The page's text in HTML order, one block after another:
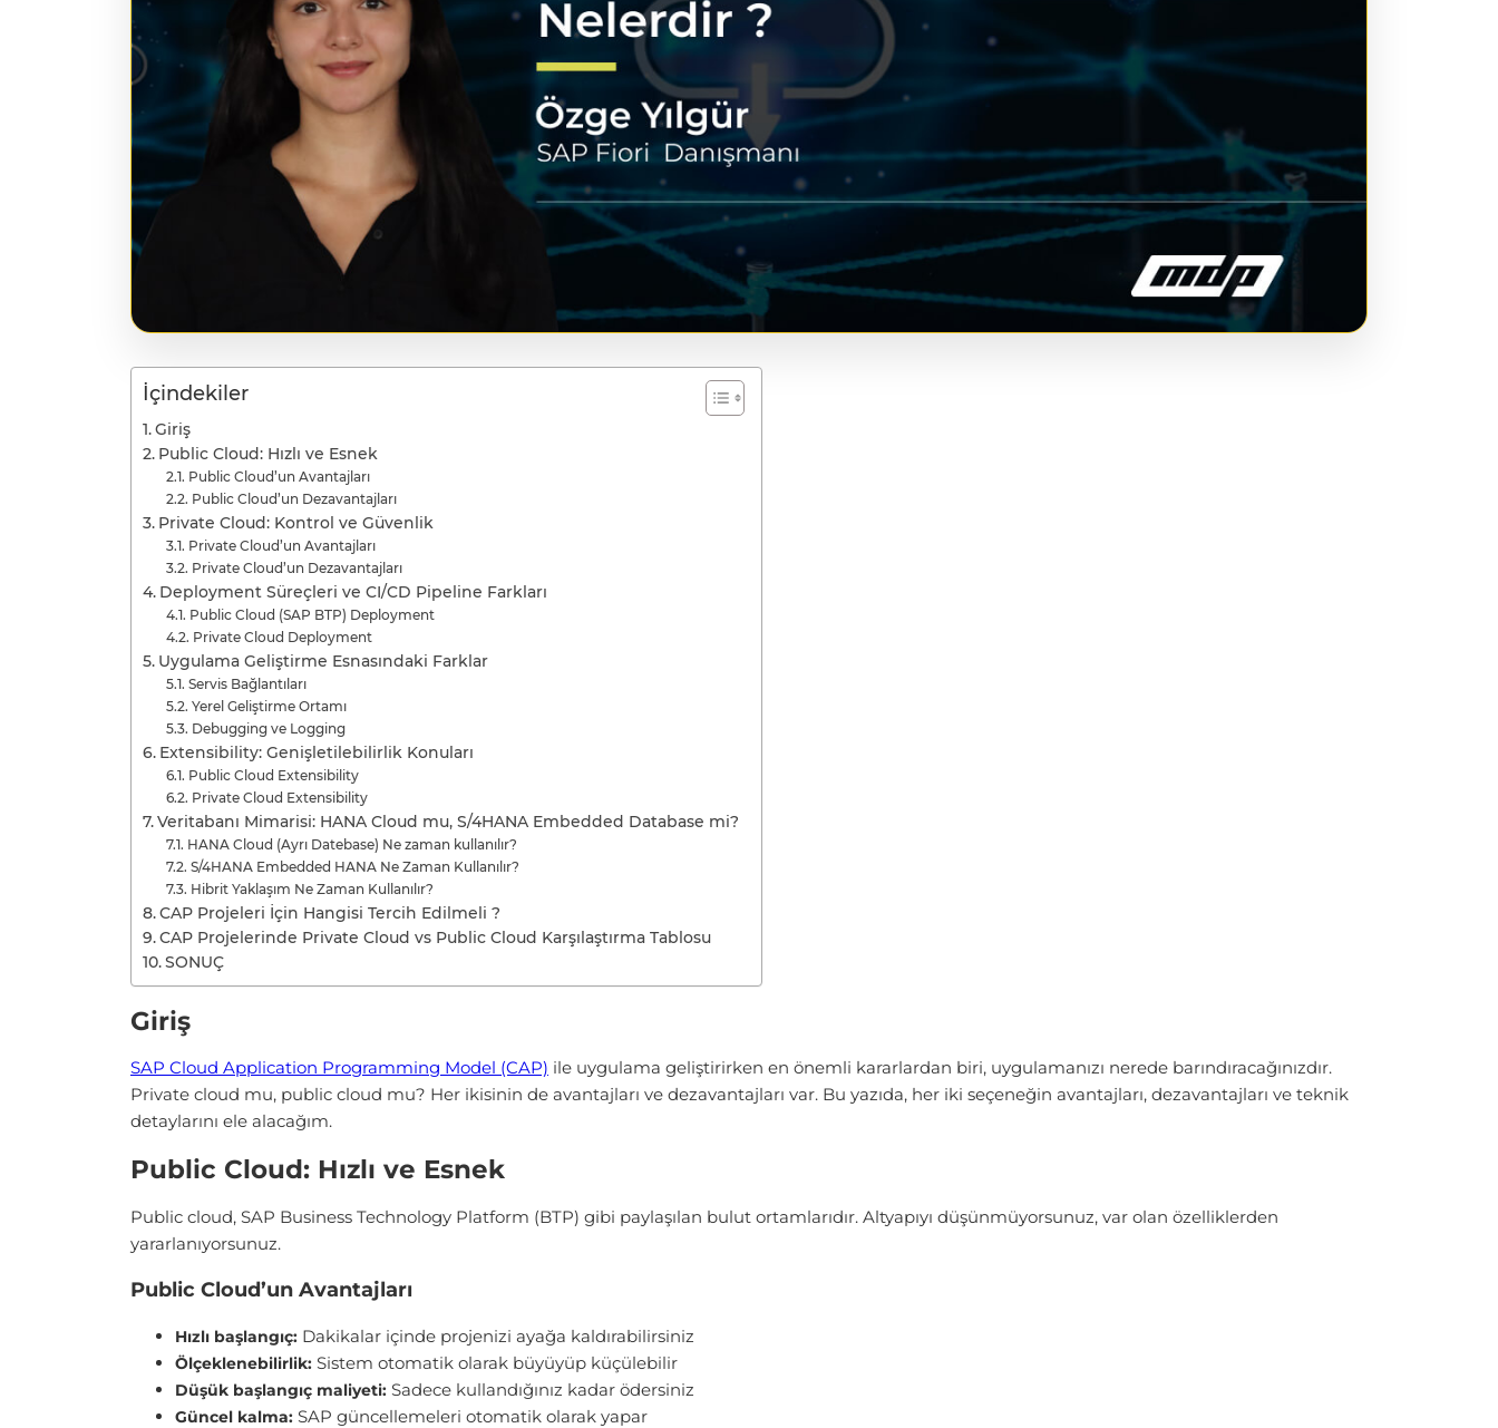
İçindekiler
Giriş
Public Cloud: Hızlı ve Esnek
Public Cloud’un Avantajları
Public Cloud’un Dezavantajları
Private Cloud: Kontrol ve Güvenlik
Private Cloud’un Avantajları
Private Cloud’un Dezavantajları
Deployment Süreçleri ve CI/CD Pipeline Farkları
Public Cloud (SAP BTP) Deployment
Private Cloud Deployment
Uygulama Geliştirme Esnasındaki Farklar
Servis Bağlantıları
Yerel Geliştirme Ortamı
Debugging ve Logging
Extensibility: Genişletilebilirlik Konuları
Public Cloud Extensibility
Private Cloud Extensibility
Veritabanı Mimarisi: HANA Cloud mu, S/4HANA Embedded Database mi?
HANA Cloud (Ayrı Datebase) Ne zaman kullanılır?
S/4HANA Embedded HANA Ne Zaman Kullanılır?
Hibrit Yaklaşım Ne Zaman Kullanılır?
CAP Projeleri İçin Hangisi Tercih Edilmeli ?
CAP Projelerinde Private Cloud vs Public Cloud Karşılaştırma Tablosu
SONUÇ
Giriş
SAP Cloud Application Programming Model (CAP) ile uygulama geliştirirken en önemli kararlardan biri, uygulamanızı nerede barındıracağınızdır.
Private cloud mu, public cloud mu? Her ikisinin de avantajları ve dezavantajları var. Bu yazıda, her iki seçeneğin avantajları, dezavantajları ve teknik
detaylarını ele alacağım.
Public Cloud: Hızlı ve Esnek
Public cloud, SAP Business Technology Platform (BTP) gibi paylaşılan bulut ortamlarıdır. Altyapıyı düşünmüyorsunuz, var olan özelliklerden
yararlanıyorsunuz.
Public Cloud’un Avantajları
Hızlı başlangıç: Dakikalar içinde projenizi ayağa kaldırabilirsiniz
Ölçeklenebilirlik: Sistem otomatik olarak büyüyüp küçülebilir
Düşük başlangıç maliyeti: Sadece kullandığınız kadar ödersiniz
Güncel kalma: SAP güncellemeleri otomatik olarak yapar